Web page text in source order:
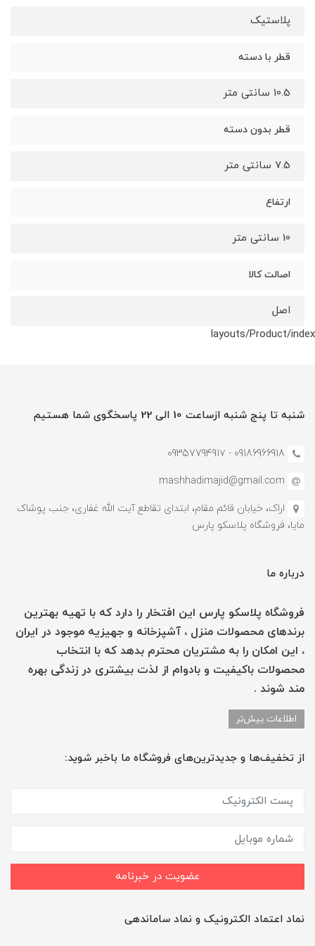
پلاستیک
قطر با دسته
10.5 سانتی متر
قطر بدون دسته
7.5 سانتی متر
ارتفاع
10 سانتی متر
اصالت کالا
اصل
layouts/Product/index
شنبه تا پنج شنبه ازساعت 10 الی 22 پاسخگوی شما هستیم
09186966918 - 0935779491۷
mashhadimajid@gmail.com
اراک، خیابان قائم مقام، ابتدای تقاطع آیت الله غفاری، جنب پوشاک
مایا، فروشگاه پلاسکو پارس
درباره ما
فروشگاه پلاسکو پارس این افتخار را دارد که با تهیه بهترین
برندهای محصولات منزل ، آشپزخانه و جهیزیه موجود در ایران
، این امکان را به مشتریان محترم بدهد که با انتخاب
محصولات باکیفیت و بادوام از لذت بیشتری در زندگی بهره
مند شوند .
اطلاعات بیش‌تر
از تخفیف‌ها و جدیدترین‌های فروشگاه ما باخبر شوید:
عضویت در خبرنامه
نماد اعتماد الکترونیک و نماد ساماندهی